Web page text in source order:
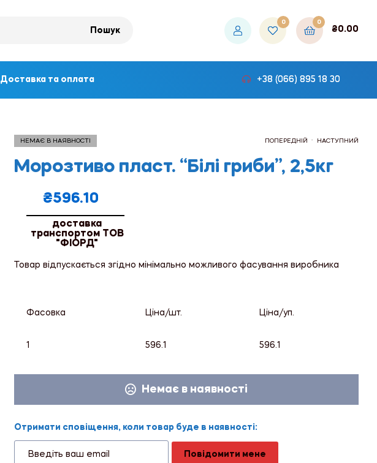
Пошук
0 0
₴0.00
Доставка та оплата +38 (066) 895 18 30
ПОПЕРЕДНІЙ НАСТУПНИЙ
НЕМАЄ В НАЯВНОСТІ
Морозтиво пласт. “Білі гриби”, 2,5кг
₴596.10
доставка
транспортом ТОВ
"ФІОРД"
Товар відпускається згідно мінімально можливого фасування виробника
Фасовка Ціна/шт. Ціна/уп.
1 596.1 596.1
Немає в наявності
Отримати сповіщення, коли товар буде в наявності:
Повідомити мене